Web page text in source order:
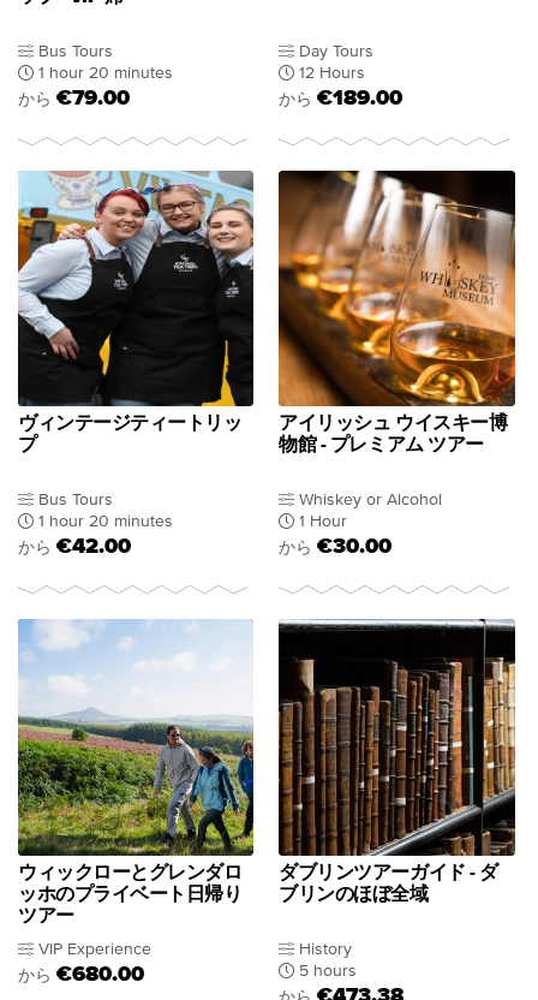
Bus Tours
1 hour 20 minutes
から €79.00
Day Tours
12 Hours
から €189.00
ヴィンテージティートリッ
プ
Bus Tours
1 hour 20 minutes
から €42.00
アイリッシュ ウイスキー博
物館 - プレミアム ツアー
Whiskey or Alcohol
1 Hour
から €30.00
ウィックローとグレンダロ
ッホのプライベート日帰り
ツアー
VIP Experience
から €680.00
ダブリンツアーガイド - ダ
ブリンのほぼ全域
History
5 hours